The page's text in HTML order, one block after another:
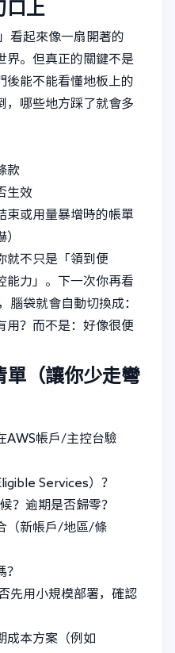
口上
看起來像一扇開著的
界。但真正的關鍵不是
後能不能看懂地板上的
，哪些地方踩了就會多
款
生效
束或用量暴增時的帳單
就不只是「領到便
能力」。下一次你再看
腦袋就會自動切換成：
用？而不是：好像很便
單（讓你少走彎
AWS帳戶/主控台驗
Services）？
？逾期是否歸零？
（新帳戶/地區/條
先用小規模部署，確認
成本方案（例如